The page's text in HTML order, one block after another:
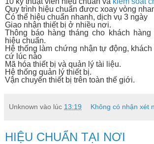
Quy trình hiệu chuẩn được xoay vòng
Có thể hiệu chuẩn nhanh, dịch vụ 3 ngày
Giao nhận thiết bị ở nhiều nơi.
Thông báo hàng tháng cho khách
hiệu chuẩn.
Hệ thống làm chứng nhận tự động,
cứ lúc nào
Mã hóa thiết bị và quản lý tài liệu.
Hệ thống quản lý thiết bị.
Vận chuyển thiết bị trên toàn thế giới.
Unknown vào lúc 13:19 Không có nhận xét
HIỆU CHUẨN TẠI NƠI